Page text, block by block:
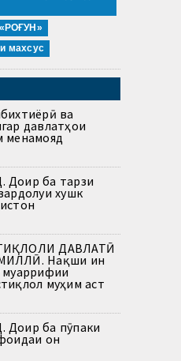
махсус
ва
давлатҳои
менамояд
ба тарзи
хушк
ДАВЛАТӢ
Нақши ин
муаррифии
муҳим аст
ба пӯпаки
он